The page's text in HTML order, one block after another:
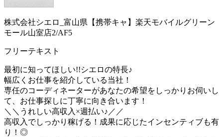
株式会社シエロ_富山県【携帯キャ】楽天モバイルグリーン
モール山室店2/AF5
フリーテキスト
最初に知ってほしい!!シエロの特長♪
幅広くお仕事を紹介している当社！
専任のコーディネーターがあなたの希望をしっかりお伺いし
て、お仕事探しに丁寧に向き合います！
＼＼うれしい高収入×週払い♪／／
高収入でしっかり稼げる！成果に応じたインセンティブも有
り！◎